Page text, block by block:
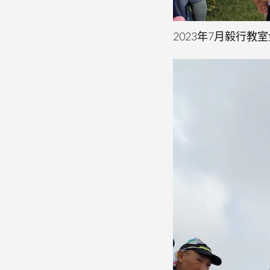
2023年7月毅行教